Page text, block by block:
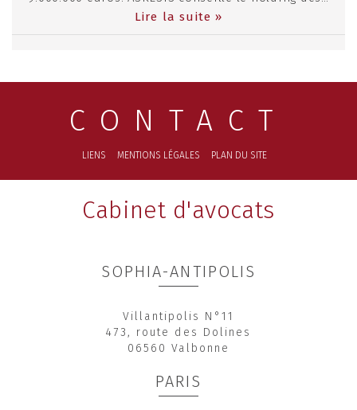
Lire la suite »
CONTACT
LIENS MENTIONS LÉGALES PLAN DU SITE
Cabinet d'avocats
SOPHIA-ANTIPOLIS
Villantipolis N°11
473, route des Dolines
06560 Valbonne
PARIS